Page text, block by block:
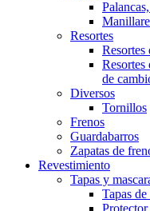
Resortes
Resortes
Resortes
de
Diversos
Tornillos
Frenos
Guardabarros
Zapatas de
Revestimiento
Tapas y
Tapas